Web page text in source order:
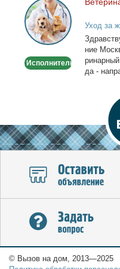
Ветеринарный
врач
-
Выезд
дом
Исполнитель
Уход за
ние
да -
© Вызов на дом, 2013—2025